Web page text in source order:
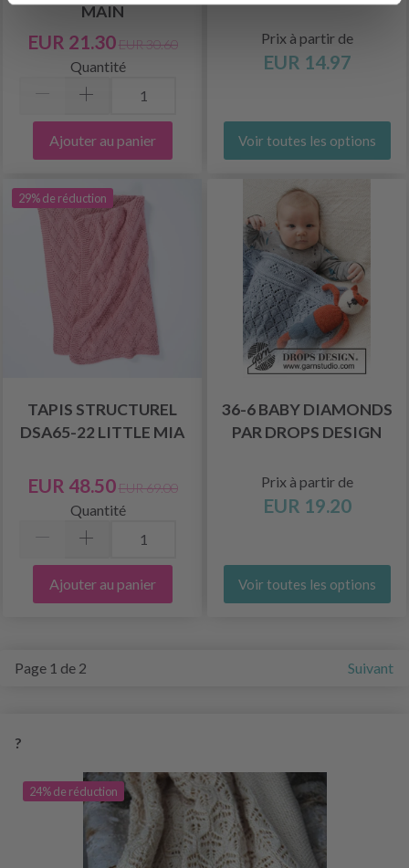
MAIN
EUR 21.30 EUR 30.60
Quantité
Ajouter au panier
Prix à partir de
EUR 14.97
Voir toutes les options
29% de réduction
TAPIS STRUCTUREL
DSA65-22 LITTLE MIA
EUR 48.50 EUR 69.00
Quantité
Ajouter au panier
36-6 BABY DIAMONDS
PAR DROPS DESIGN
Prix à partir de
EUR 19.20
Voir toutes les options
Page 1 de 2 Suivant
?
24% de réduction